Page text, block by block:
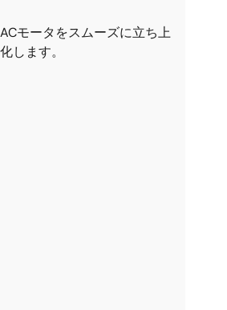
モータをスムーズに立ち上
します。